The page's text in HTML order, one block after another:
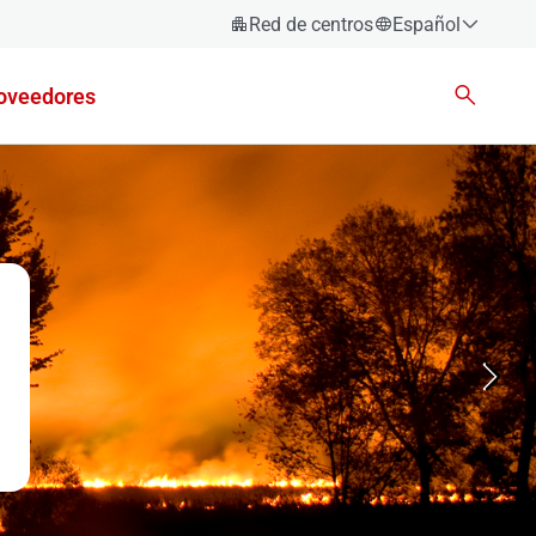
Red de centros
Español
Euskara
Valencià
English